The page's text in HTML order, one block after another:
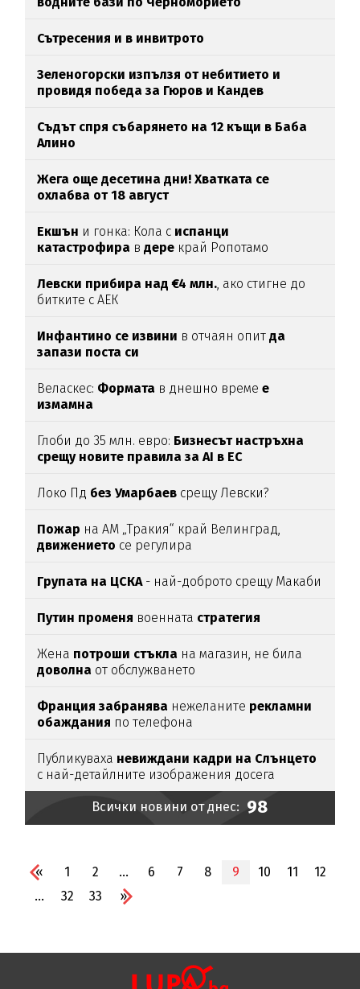
Сътресения и в инвитрото
Зеленогорски изпълзя от небитието и
провидя победа за Гюров и Кандев
Съдът спря събарянето на 12 къщи в Баба
Алино
Жега още десетина дни! Хватката се
охлабва от 18 август
Екшън и гонка: Кола с испанци
катастрофира вдере край Ропотамо
Левски прибира над €4 млн., ако стигне до
битките с АЕК
Инфантино се извини в отчаян опит да
запази поста си
Веласкес: Формата в днешно времее
измамна
Глоби до 35 млн. евро: Бизнесът настръхна
срещу новите правила за AI в ЕС
Локо Пд без Умарбаев срещу Левски?
Пожар на АМ „Тракия“ край Велинград,
движението се регулира
Групата на ЦСКА- най-доброто срещу Макаби
Путин променя военната стратегия
Жена потроши стъкла на магазин, не била
доволна от обслужването
Франция забранява нежеланите рекламни
обаждания по телефона
Публикуваха невиждани кадри на Слънцето
с най-детайлните изображения досега
Всички новини от днес: 98
« 1 2 ... 6 7 8 9 10 11
12
...
32 33 »